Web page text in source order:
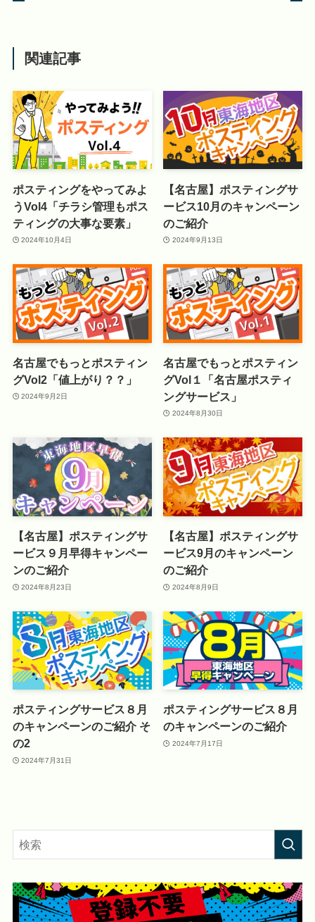
関連記事
ポスティングをやってみよ
うVol4「チラシ管理もポス
ティングの大事な要素」
2024年10月4日
【名古屋】ポスティングサ
ービス10月のキャンペーン
のご紹介
2024年9月13日
名古屋でもっとポスティン
グVol2「値上がり？？」
2024年9月2日
名古屋でもっとポスティン
グVol１「名古屋ポスティ
ングサービス」
2024年8月30日
【名古屋】ポスティングサ
ービス９月早得キャンペー
ンのご紹介
2024年8月23日
【名古屋】ポスティングサ
ービス9月のキャンペーン
のご紹介
2024年8月9日
ポスティングサービス８月
のキャンペーンのご紹介 そ
の2
2024年7月31日
ポスティングサービス８月
のキャンペーンのご紹介
2024年7月17日